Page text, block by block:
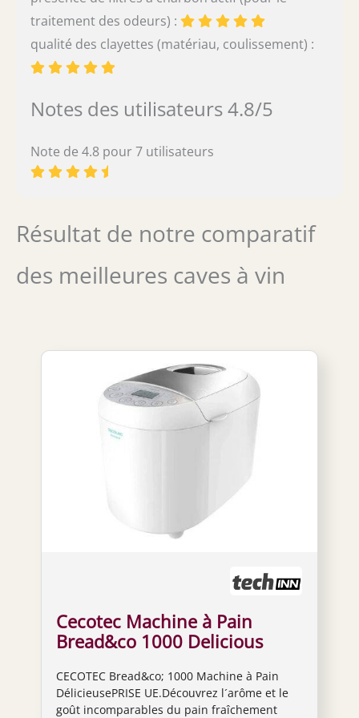
traitement des odeurs) :
qualité des clayettes (matériau, coulissement) :
Notes des utilisateurs 4.8/5
Note de 4.8 pour 7 utilisateurs
Résultat de notre comparatif
des meilleures caves à vin
Cecotec Machine à Pain
Bread&co 1000 Delicious
CECOTEC Bread&co; 1000 Machine à Pain
DélicieusePRISE UE.Découvrez l´arôme et le
goût incomparables du pain fraîchement